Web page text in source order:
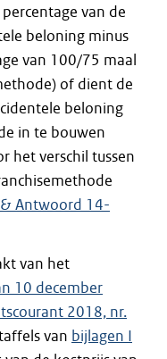
van de
beloning minus
van 100/75 maal
of dient de
beloning
in te bouwen
het verschil tussen
Antwoord 14-
van het
10 december
2018, nr.
van bijlagen I